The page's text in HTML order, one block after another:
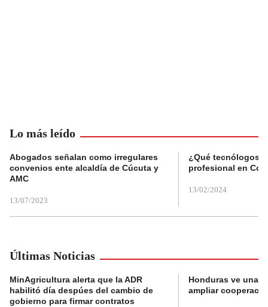
Lo más leído
Abogados señalan como irregulares
convenios ente alcaldía de Cúcuta y
AMC
13/07/2023
¿Qué tecnólogos
profesional en
13/02/2024
Últimas Noticias
MinAgricultura alerta que la ADR
habilitó día despúes del cambio de
gobierno para firmar contratos
Honduras ve una
ampliar